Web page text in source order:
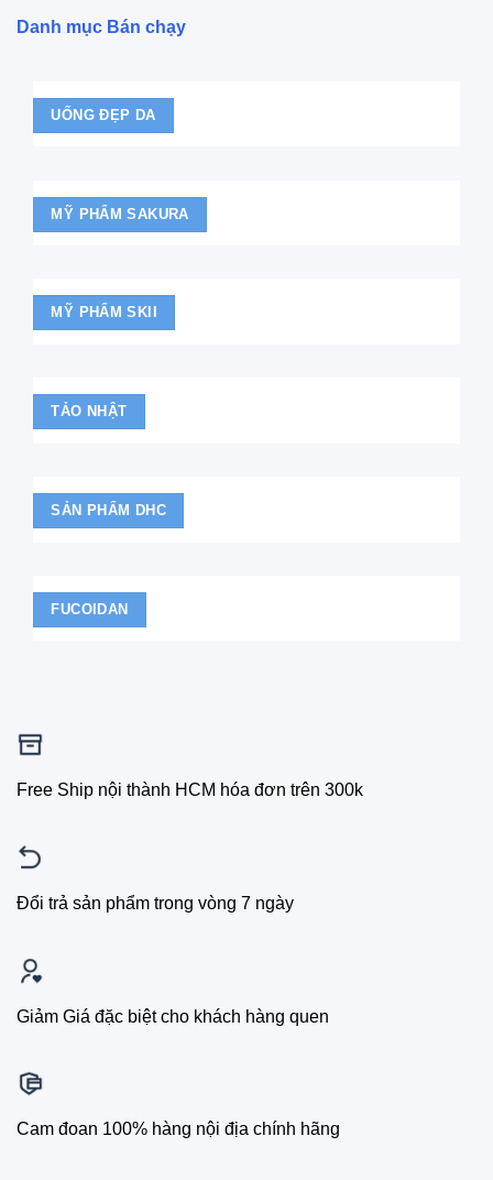
Danh mục Bán chạy
UỐNG ĐẸP DA
MỸ PHẨM SAKURA
MỸ PHẨM SKII
TẢO NHẬT
SẢN PHẨM DHC
FUCOIDAN
Free Ship nội thành HCM hóa đơn trên 300k
Đổi trả sản phẩm trong vòng 7 ngày
Giảm Giá đặc biệt cho khách hàng quen
Cam đoan 100% hàng nội địa chính hãng